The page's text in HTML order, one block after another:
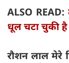
ALSO READ:
धूल चटा चुकी
रौशन लाल मेरे